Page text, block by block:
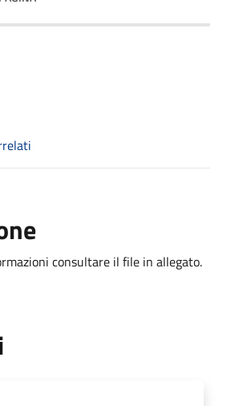
consultare il file in allegato.